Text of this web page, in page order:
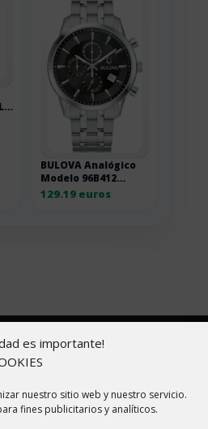
es importante!
nuestro sitio web y nuestro servicio.
fines publicitarios y analíticos.
BULOVA Analógico
Modelo 96B412
Sutton Chronograph
129.19 euros
Aviso Legal
Política de
participamos en programas
Amazon y otras